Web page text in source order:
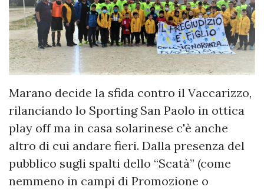
Marano decide la sfida contro il Vaccarizzo,
rilanciando lo Sporting San Paolo in ottica
play off ma in casa solarinese c'è anche
altro di cui andare fieri. Dalla presenza del
pubblico sugli spalti dello “Scatà” (come
nemmeno in campi di Promozione o